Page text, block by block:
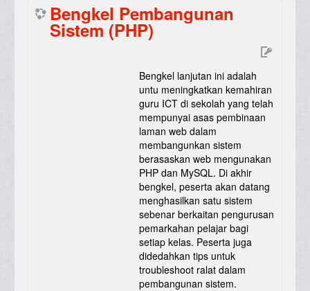
Bengkel Pembangunan
Sistem (PHP)
Bengkel lanjutan ini adalah
untu meningkatkan kemahiran
guru ICT di sekolah yang telah
mempunyai asas pembinaan
laman web dalam
membangunkan sistem
berasaskan web mengunakan
PHP dan MySQL. Di akhir
bengkel, peserta akan datang
menghasilkan satu sistem
sebenar berkaitan pengurusan
pemarkahan pelajar bagi
setiap kelas. Peserta juga
didedahkan tips untuk
troubleshoot ralat dalam
pembangunan sistem.